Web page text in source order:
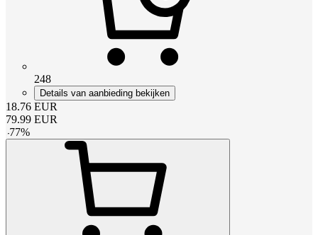
248
Details van aanbieding bekijken
18.76 EUR
79.99 EUR
-77%